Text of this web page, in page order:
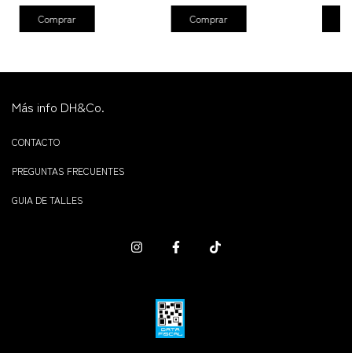
Comprar Comprar
Más info DH&Co.
CONTACTO
PREGUNTAS FRECUENTES
GUIA DE TALLES